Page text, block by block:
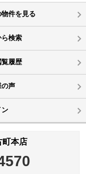
件を見る
検索
履歴
の声
ン
町本店